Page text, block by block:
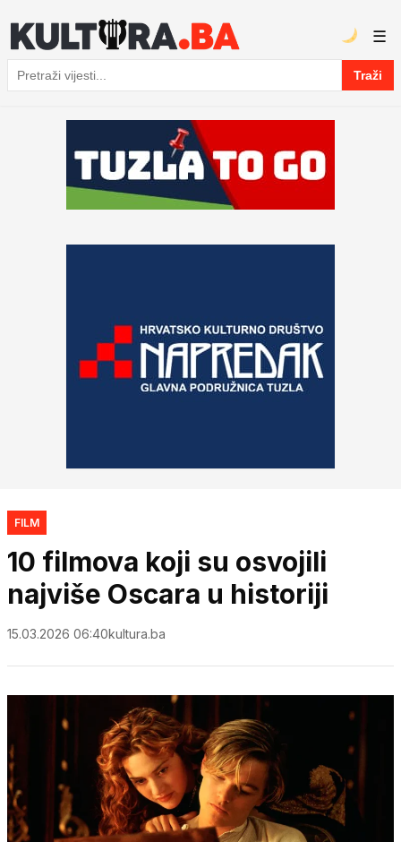
Pretraga
Traži
☰
FILM
10 filmova koji su osvojili
najviše Oscara u historiji
15.03.2026 06:40kultura.ba